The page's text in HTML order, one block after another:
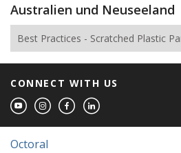
Australien und Neuseeland
Best Practices - Scratched Plastic
CONNECT WITH US
Octoral